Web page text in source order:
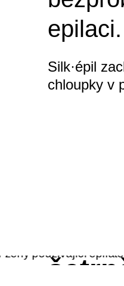
délce
epilaci.
Silk·épil
chloupky v